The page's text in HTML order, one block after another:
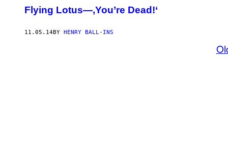
Flying Lotus—‚You’re Dead!‘
11.05.14BY HENRY BALL-INS